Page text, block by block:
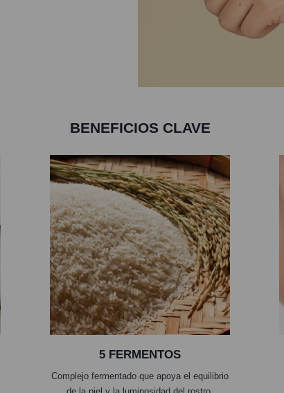
BENEFICIOS CLAVE
5 FERMENTOS
Complejo fermentado que apoya el equilibrio